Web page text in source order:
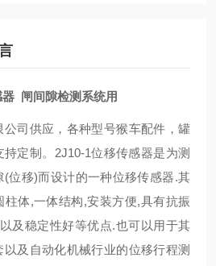
闸间隙检测系统用
司供应，各种型号猴车配件，罐
定制。2J10-1位移传感器是为测
位移)而设计的一种位移传感器.其
体,一体结构,安装方便,具有抗振
及稳定性好等优点.也可以用于其
及自动化机械行业的位移行程测